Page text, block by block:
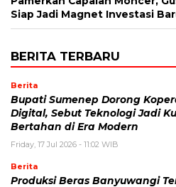
Siap Jadi Magnet Investasi
BERITA TERBARU
Berita
Bupati Sumenep Dorong
Digital, Sebut Teknologi Jadi
Bertahan di Era Modern
Friday, 17 Jul 2026 - 11:02 WIB
Berita
Produksi Beras Banyuwangi